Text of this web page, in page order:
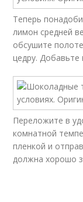
Теперь
лимон средней
обсушите
цедру.
Переложите в
комнатной
пленкой и
должна хорошо